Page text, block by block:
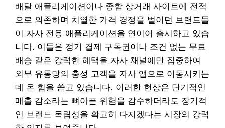
배달 애플리케이션이나 종합 상거래 사이트에 전적
으로 의존하며 치열한 가격 경쟁을 벌이던 브랜드들
이 자사 전용 애플리케이션을 연이어 출시하고 있습
니다. 이들은 정기 결제 구독권이나 조건 없는 무료
배송 같은 강력한 혜택을 자사 채널에만 집중하여
외부 유통망의 충성 고객을 자사 앱으로 이동시키는
데 온 힘을 쏟고 있습니다. 이러한 현상은 단기적인
매출 감소라는 뼈아픈 위험을 감수하더라도 장기적
인 브랜드 독립성을 확고히 다지겠다는 시장의 강력